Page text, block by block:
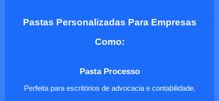
Pastas Personalizadas Para Empresas
Como:
Pasta Processo
Perfeita para escritórios de advocacia e contabilidade.